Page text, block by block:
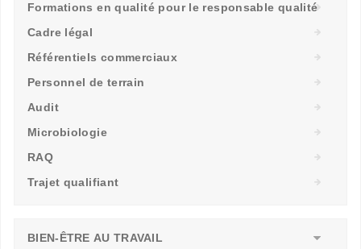
Formations en qualité pour le responsable qualité
Cadre légal
Référentiels commerciaux
Personnel de terrain
Audit
Microbiologie
RAQ
Trajet qualifiant
BIEN-ÊTRE AU TRAVAIL